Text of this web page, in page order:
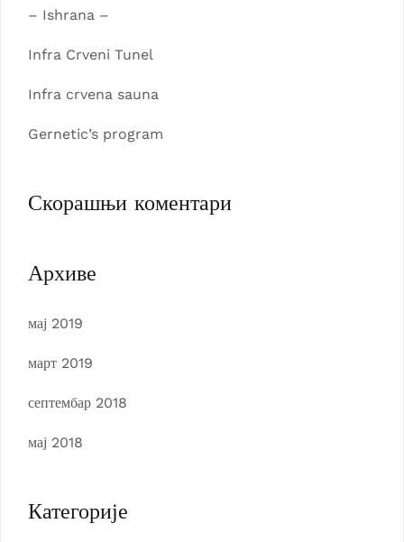
– Ishrana –
Infra Crveni Tunel
Infra crvena sauna
Gernetic’s program
Скорашњи коментари
Архиве
мај 2019
март 2019
септембар 2018
мај 2018
Категорије